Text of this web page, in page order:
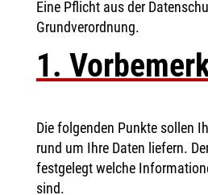
Eine Pflicht aus der
Grundverordnung.
1.
Die folgenden Punkte sollen
rund um Ihre Daten liefern.
festgelegt welche
sind.